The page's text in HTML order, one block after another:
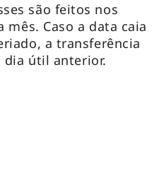
são feitos nos
mês. Caso a data caia
a transferência
dia útil anterior.